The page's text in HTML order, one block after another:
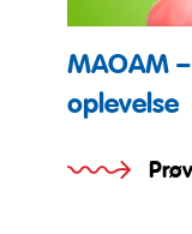
MAOAM
oplevelse